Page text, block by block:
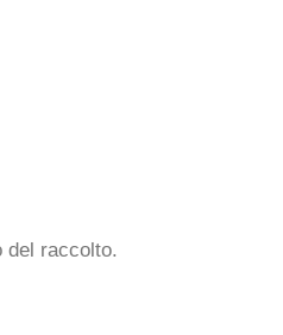
del raccolto.